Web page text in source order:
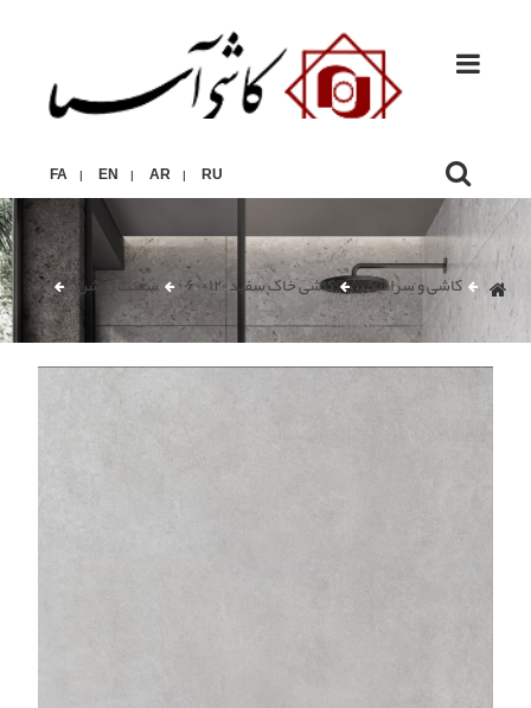
FA | EN | AR | RU
کاشی و سرامیک کاشی خاک سفید ۱۲۰×۶۰ سمنت روشن